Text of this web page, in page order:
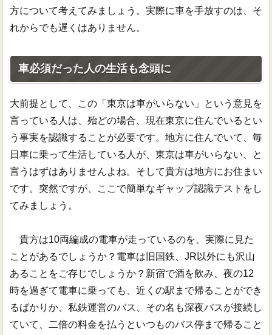
方について考えてみましょう。実際に車を手放すのは、そ
れからでも遅くはありません。
車必須だった人の生活も念頭に
大前提として、この「東京は車がいらない」という意見を
言っている人は、殆どの場合、現在東京に住んでいるとい
う事実を認識することが必要です。地方に住んでいて、毎
日車に乗って生活している人が、東京は車がいらない、と
言うはずはありませんよね。そして貴方は地方にお住まい
です。突然ですが、ここで簡単なギャップ認識テストをし
てみましょう。
貴方は10両編成の電車が走っているのを、実際に見た
ことがあるでしょうか？電車は旧国鉄、JR以外にも沢山
あることをご存じでしょうか？新宿で酒を飲み、夜の12
時を過ぎて電車に乗っても、近くの駅まで帰ることができ
るばかりか、私鉄運営のバス、その名も深夜バスが接続し
ていて、二倍の料金を払うといつものバス停まで帰ること